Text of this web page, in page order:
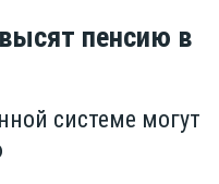
пенсию в
системе могут